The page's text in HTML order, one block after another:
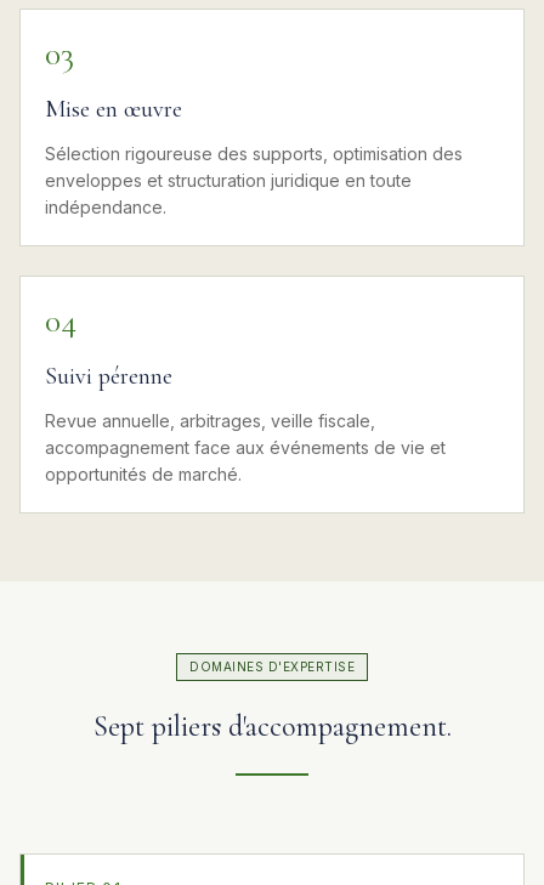
03
Mise en œuvre
Sélection rigoureuse des supports, optimisation des
enveloppes et structuration juridique en toute
indépendance.
04
Suivi pérenne
Revue annuelle, arbitrages, veille fiscale,
accompagnement face aux événements de vie et
opportunités de marché.
DOMAINES D'EXPERTISE
Sept piliers d'accompagnement.